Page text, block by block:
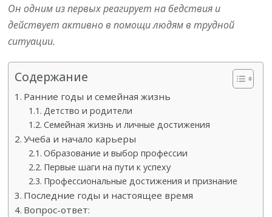
Он одним из первых реагирует на бедствия и
действует активно в помощи людям в трудной
ситуации.
Содержание
Ранние годы и семейная жизнь
Детство и родители
Семейная жизнь и личные достижения
Учеба и начало карьеры
Образование и выбор профессии
Первые шаги на пути к успеху
Профессиональные достижения и признание
Последние годы и настоящее время
Вопрос-ответ: